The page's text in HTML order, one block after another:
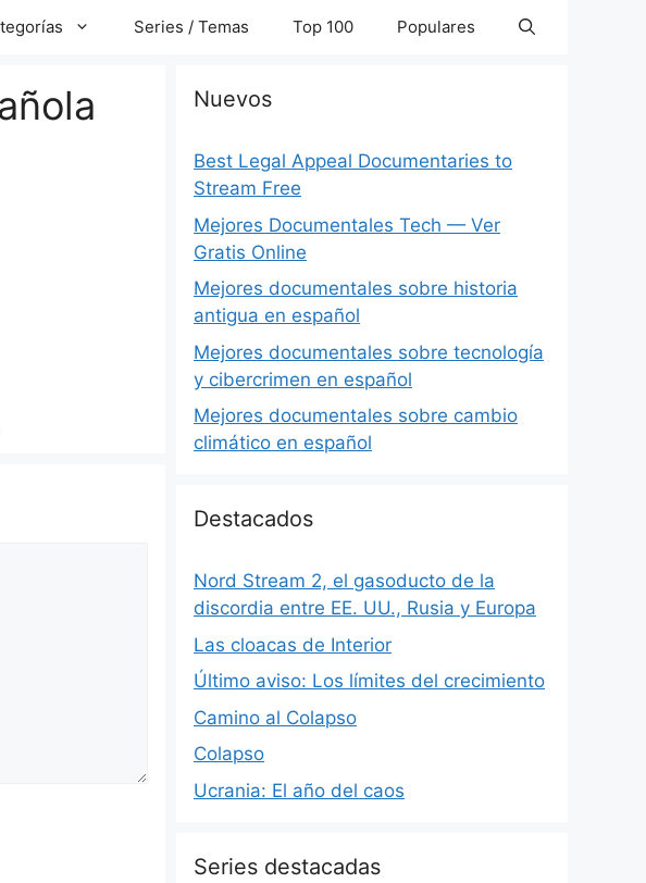
Series / Temas Top 100 Populares
Nuevos
Best Legal Appeal Documentaries to
Stream Free
Mejores Documentales Tech — Ver
Gratis Online
Mejores documentales sobre historia
antigua en español
Mejores documentales sobre tecnología
y cibercrimen en español
Mejores documentales sobre cambio
climático en español
Destacados
Nord Stream 2, el gasoducto de la
discordia entre EE. UU., Rusia y Europa
Las cloacas de Interior
Último aviso: Los límites del crecimiento
Camino al Colapso
Colapso
Ucrania: El año del caos
Series destacadas